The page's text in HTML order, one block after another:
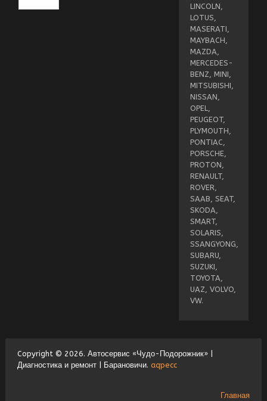
LINCOLN,
LOTUS,
MASERATI,
MAYBACH,
MAZDA,
MERCEDES-
BENZ, MINI,
MITSUBISHI,
NISSAN,
OPEL,
PEUGEOT,
PLYMOUTH,
PONTIAC,
PORSCHE,
PROTON,
RENAULT,
ROVER,
SAAB, SEAT,
SKODA,
SMART,
SOLARIS,
SSANGYONG,
SUBARU,
SUZUKI,
TOYOTA,
UAZ, VOLVO,
VW.
Copyright © 2026. Автосервис «Чудо-Подорожник» |
Диагностика и ремонт | Барановичи. aqpecc
Главная